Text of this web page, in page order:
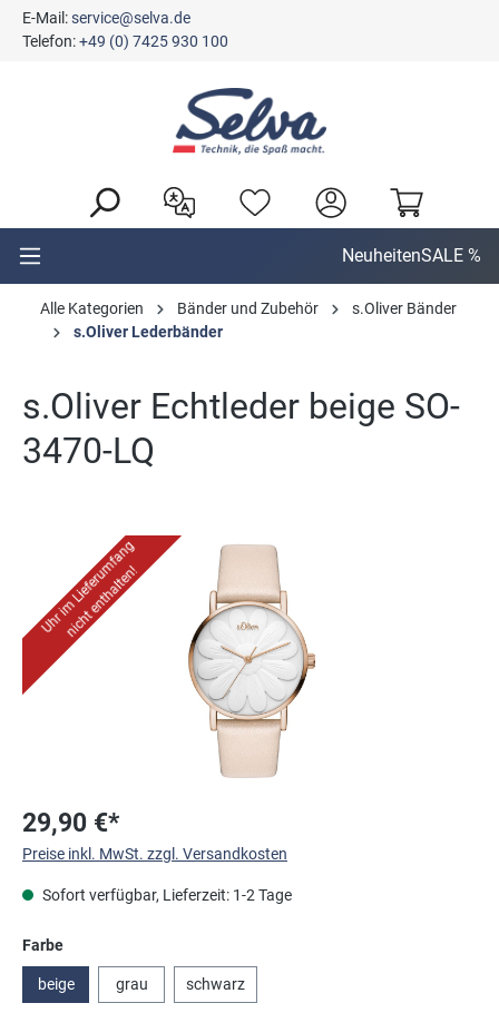
springen
E-Mail:service@selva.de
Telefon:+49 (0) 7425 930 100
NeuheitenSALE %
Alle Kategorien Bänder und Zubehör
s.Oliver Bänder
s.Oliver Lederbänder
s.Oliver Echtleder beige SO-
3470-LQ
Bildergalerie überspringen
Uhr im Lieferumfang
nicht enthalten!
29,90 €*
Preise inkl. MwSt. zzgl. Versandkosten
Sofort verfügbar, Lieferzeit: 1-2 Tage
Farbeauswählen
beige grau schwarz